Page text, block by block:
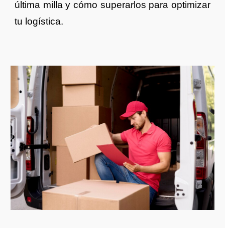
última milla y cómo superarlos para optimizar
tu logística.